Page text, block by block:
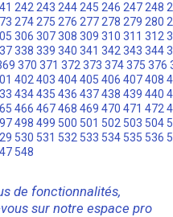
242 243 244 245 246 247 248
274 275 276 277 278 279 280
306 307 308 309 310 311 312
338 339 340 341 342 343 344
370 371 372 373 374 375 376
402 403 404 405 406 407 408
434 435 436 437 438 439 440
466 467 468 469 470 471 472
498 499 500 501 502 503 504
530 531 532 533 534 535 536
548
de fonctionnalités,
sur notre espace pro